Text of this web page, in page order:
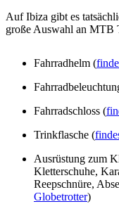
Auf Ibiza gibt es
große Auswahl an MTB
Fahrradhelm (
Fahrradschloss (
Trinkflasche (
Ausrüstung zum
Kletterschuhe,
Reepschnüre,
Globetrotter)